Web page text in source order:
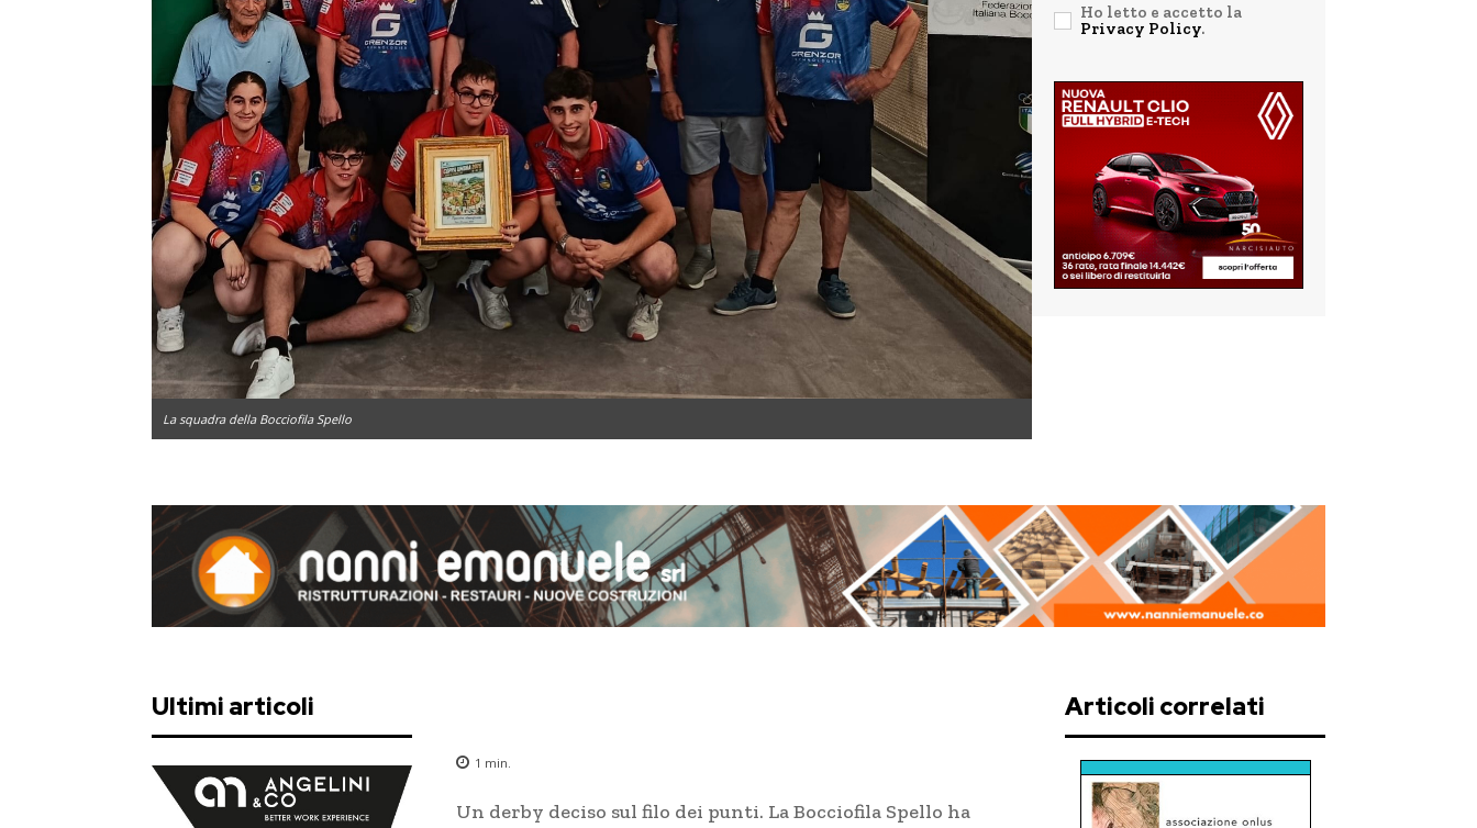
La squadra della Bocciofila Spello
Ho letto e accetto la
Privacy Policy.
Ultimi articoli
1 min.
Un derby deciso sul filo dei punti. La Bocciofila Spello ha
Articoli correlati